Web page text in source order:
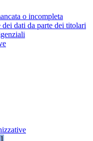
o incompleta
dati da parte dei titolari